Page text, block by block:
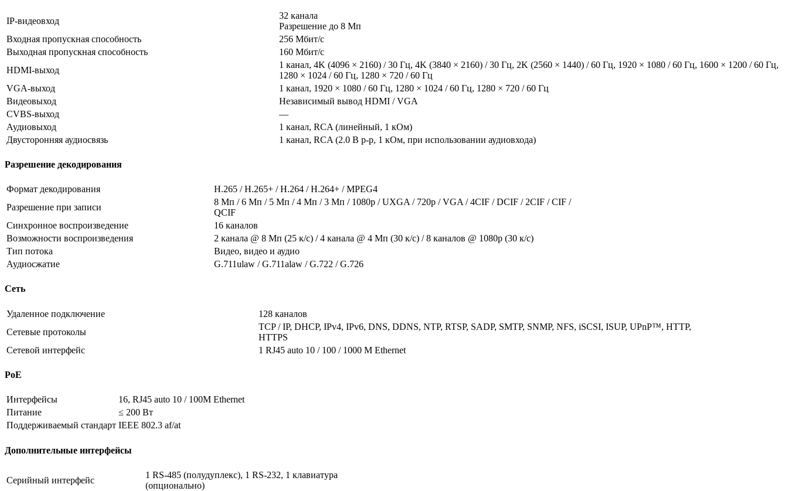
IP-видеовход
32 канала
Разрешение до 8 Мп
Входная пропускная способность
256 Мбит/с
Выходная пропускная способность
160 Мбит/с
HDMI-выход
1 канал, 4K (4096 × 2160) / 30 Гц, 4K (3840 × 2160) / 30 Гц, 2K (2560 × 1440) / 60 Гц, 1920 × 1080 / 60 Гц, 1600 × 1200 / 60 Гц,
1280 × 1024 / 60 Гц, 1280 × 720 / 60 Гц
VGA-выход
1 канал, 1920 × 1080 / 60 Гц, 1280 × 1024 / 60 Гц, 1280 × 720 / 60 Гц
Видеовыход
Независимый вывод HDMI / VGA
CVBS-выход
—
Аудиовыход
1 канал, RCA (линейный, 1 кОм)
Двусторонняя аудиосвязь
1 канал, RCA (2.0 В p-p, 1 кОм, при использовании аудиовхода)
Разрешение декодирования
Формат декодирования
H.265 / H.265+ / H.264 / H.264+ / MPEG4
Разрешение при записи
8 Мп / 6 Мп / 5 Мп / 4 Мп / 3 Мп / 1080p / UXGA / 720p / VGA / 4CIF / DCIF / 2CIF / CIF /
QCIF
Синхронное воспроизведение
16 каналов
Возможности воспроизведения
2 канала @ 8 Мп (25 к/с) / 4 канала @ 4 Мп (30 к/с) / 8 каналов @ 1080p (30 к/с)
Тип потока
Видео, видео и аудио
Аудиосжатие
G.711ulaw / G.711alaw / G.722 / G.726
Сеть
Удаленное подключение
128 каналов
Сетевые протоколы
TCP / IP, DHCP, IPv4, IPv6, DNS, DDNS, NTP, RTSP, SADP, SMTP, SNMP, NFS, iSCSI, ISUP, UPnP™, HTTP,
HTTPS
Сетевой интерфейс
1 RJ45 auto 10 / 100 / 1000 М Ethernet
PoE
Интерфейсы
16, RJ45 auto 10 / 100M Ethernet
Питание
≤ 200 Вт
Поддерживаемый стандарт IEEE 802.3 af/at
Дополнительные интерфейсы
Серийный интерфейс
1 RS-485 (полудуплекс), 1 RS-232, 1 клавиатура
(опционально)